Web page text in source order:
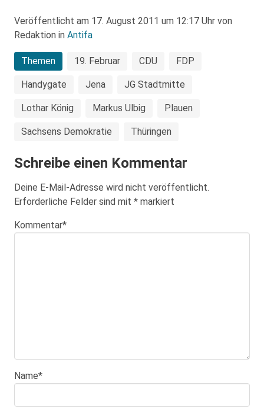
Veröffentlicht am 17. August 2011 um 12:17 Uhr von
Redaktion in Antifa
Themen 19. Februar CDU FDP
Handygate Jena JG Stadtmitte
Lothar König Markus Ulbig Plauen
Sachsens Demokratie Thüringen
Schreibe einen Kommentar
Deine E-Mail-Adresse wird nicht veröffentlicht.
Erforderliche Felder sind mit * markiert
Kommentar*
Name*